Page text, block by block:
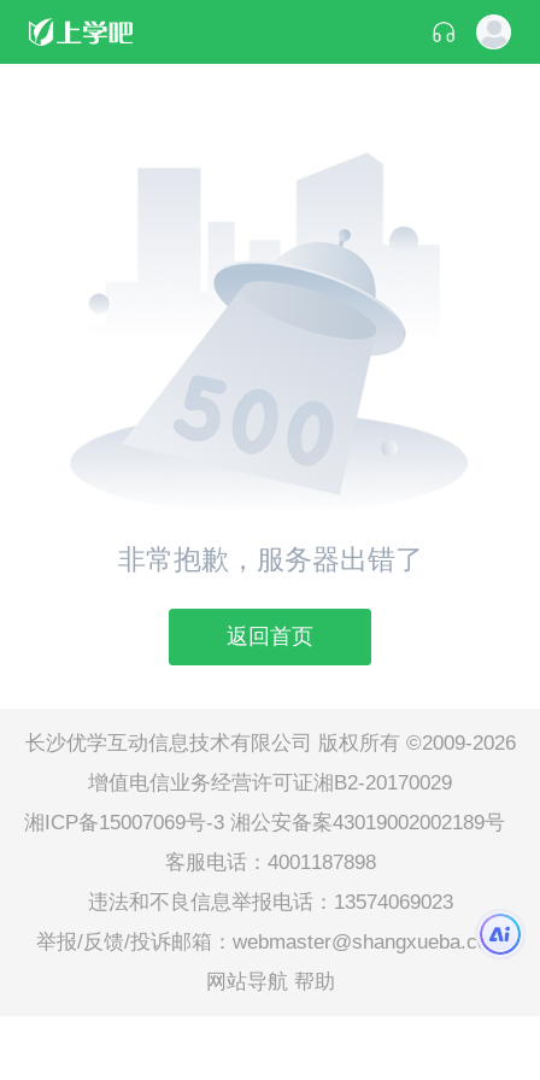
非常抱歉，服务器出错了
返回首页
长沙优学互动信息技术有限公司 版权所有 ©2009-2026
增值电信业务经营许可证湘B2-20170029
湘ICP备15007069号-3 湘公安备案43019002002189号
客服电话：4001187898
违法和不良信息举报电话：13574069023
举报/反馈/投诉邮箱：webmaster@shangxueba.com
网站导航 帮助